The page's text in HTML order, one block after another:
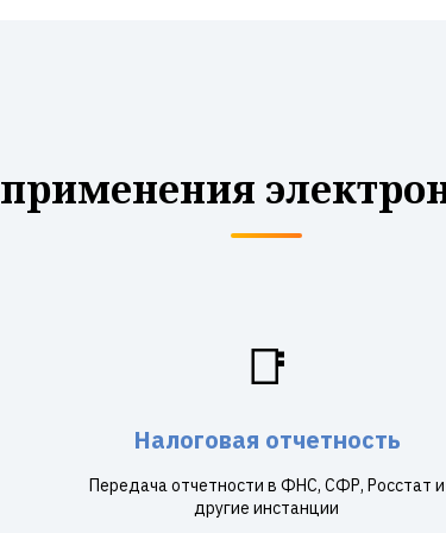
📑
Налоговая отчетность
Передача отчетности в ФНС, СФР, Росстат и
другие инстанции